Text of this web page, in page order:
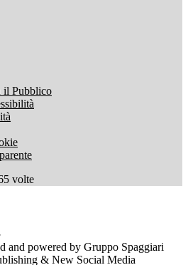
il Pubblico
volte
and powered by Gruppo Spaggiari
& New Social Media